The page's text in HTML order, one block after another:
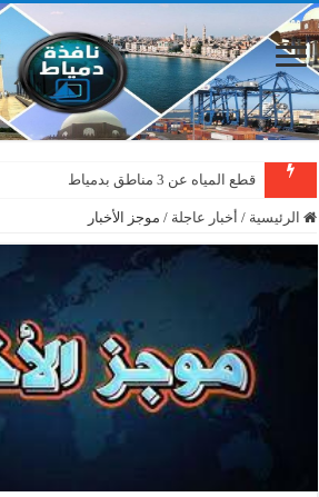
قطع المياه عن 3 مناطق بدمياط
الرئيسية / أخبار عاجلة / موجز الأخبار